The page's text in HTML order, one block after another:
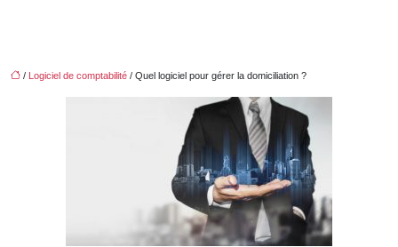
/ Logiciel de comptabilité / Quel logiciel pour gérer la domiciliation ?